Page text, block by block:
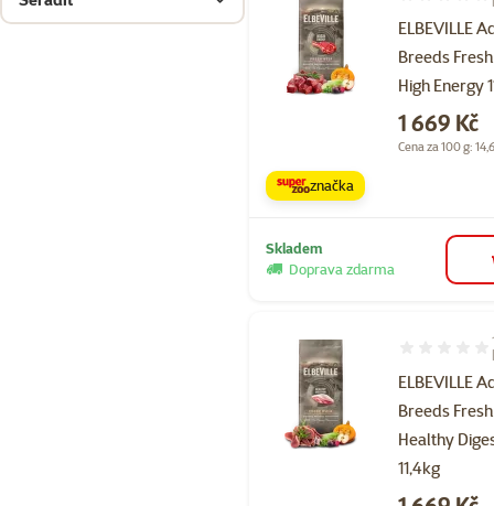
ELBEVILLE
Breeds
High Energy
Cena
1 669 Kč
Cena za 100 g:
značka
Skladem
Doprava zdarma
ELBEVILLE
Breeds
Healthy
11,4kg
Hodnocení